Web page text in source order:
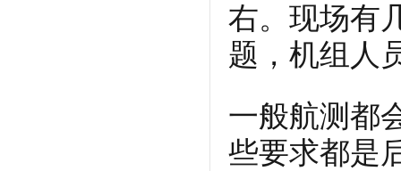
右。现场有
题，机组人
一般航测都
些要求都是